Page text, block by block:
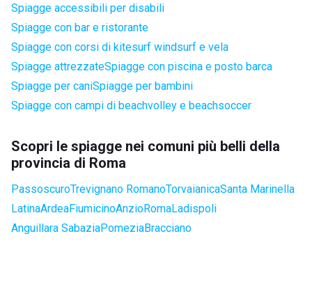
Spiagge accessibili per disabili
Spiagge con bar e ristorante
Spiagge con corsi di kitesurf windsurf e vela
Spiagge attrezzateSpiagge con piscina e posto barca
Spiagge per caniSpiagge per bambini
Spiagge con campi di beachvolley e beachsoccer
Scopri le spiagge nei comuni più belli della
provincia di Roma
PassoscuroTrevignano RomanoTorvaianicaSanta Marinella
LatinaArdeaFiumicinoAnzioRomaLadispoli
Anguillara SabaziaPomeziaBracciano